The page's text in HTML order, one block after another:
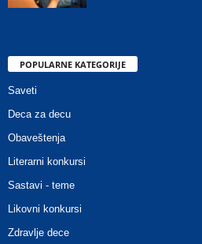
POPULARNE KATEGORIJE
Saveti
Deca za decu
Obaveštenja
Literarni konkursi
Sastavi - teme
Likovni konkursi
Zdravlje dece